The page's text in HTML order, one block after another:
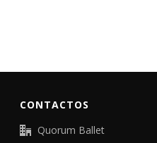
CONTACTOS
Quorum Ballet